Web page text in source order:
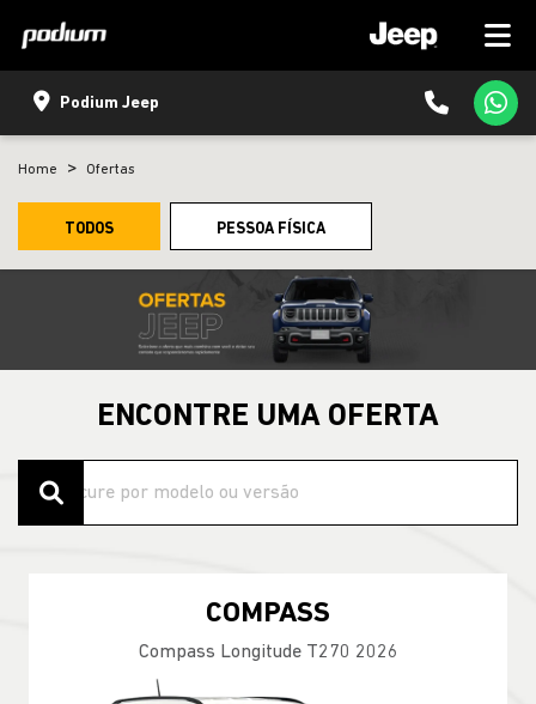
Podium Jeep
Home Ofertas
TODOS PESSOA FÍSICA
ENCONTRE UMA OFERTA
COMPASS
Compass Longitude T270 2026